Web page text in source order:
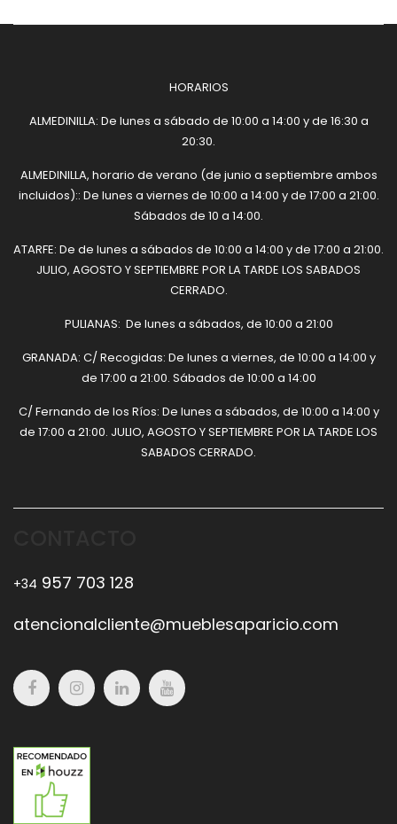
HORARIOS
ALMEDINILLA: De lunes a sábado de 10:00 a 14:00 y de 16:30 a
20:30.
ALMEDINILLA, horario de verano (de junio a septiembre ambos
incluidos):: De lunes a viernes de 10:00 a 14:00 y de 17:00 a 21:00.
Sábados de 10 a 14:00.
ATARFE: De de lunes a sábados de 10:00 a 14:00 y de 17:00 a 21:00.
JULIO, AGOSTO Y SEPTIEMBRE POR LA TARDE LOS SABADOS
CERRADO.
PULIANAS: De lunes a sábados, de 10:00 a 21:00
GRANADA: C/ Recogidas: De lunes a viernes, de 10:00 a 14:00 y
de 17:00 a 21:00. Sábados de 10:00 a 14:00
C/ Fernando de los Ríos: De lunes a sábados, de 10:00 a 14:00 y
de 17:00 a 21:00. JULIO, AGOSTO Y SEPTIEMBRE POR LA TARDE LOS
SABADOS CERRADO.
+34 957 703 128
atencionalcliente@mueblesaparicio.com